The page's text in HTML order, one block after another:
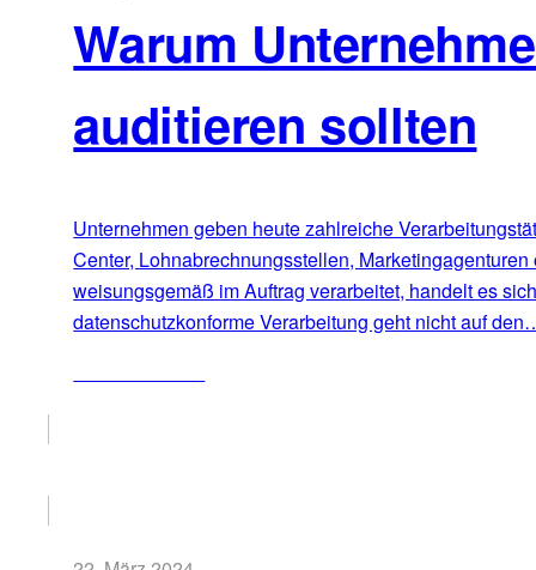
Warum
auditieren sollten
Unternehmen geben heute zahlreiche
Center, Lohnabrechnungsstellen,
weisungsgemäß im Auftrag verarbeitet, handelt es
datenschutzkonforme Verarbeitung geht nicht auf